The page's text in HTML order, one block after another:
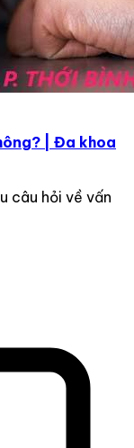
| Đa khoa
câu hỏi về vấn